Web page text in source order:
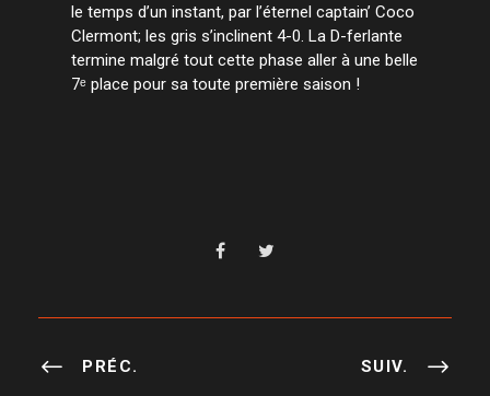
le temps d’un instant, par l’éternel captain’ Coco
Clermont; les gris s’inclinent 4-0. La D-ferlante
termine malgré tout cette phase aller à une belle
7ᵉ place pour sa toute première saison !
PRÉC. SUIV.